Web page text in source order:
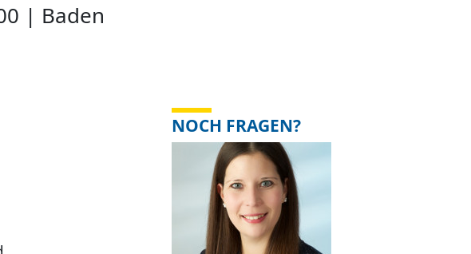
| Baden
NOCH FRAGEN?